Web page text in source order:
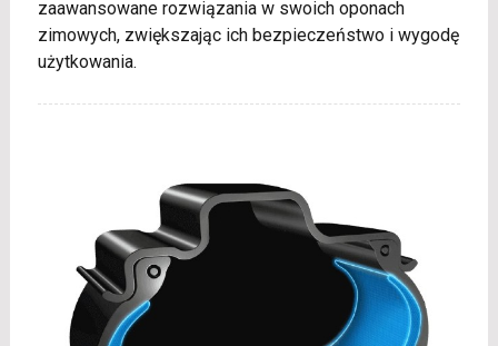
zaawansowane rozwiązania w swoich oponach
zimowych, zwiększając ich bezpieczeństwo i wygodę
użytkowania.